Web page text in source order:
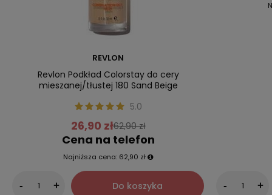
REVLON
Revlon Podkład Colorstay do cery
mieszanej/tłustej 180 Sand Beige
5.0
26,90 zł62,90 zł
Cena na telefon
Najniższa cena: 62,90 zł
- + Do koszyka - +